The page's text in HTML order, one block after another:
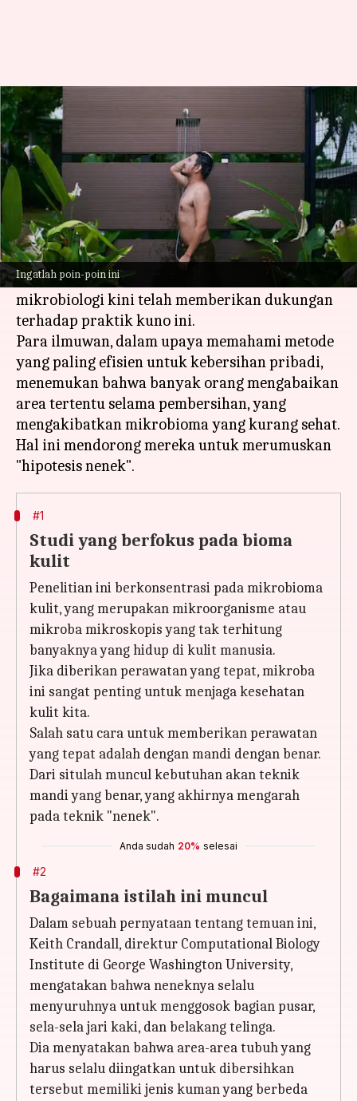
Ingatlah poin-poin ini
Apa yang dimaksud dengan
'metode nenek' dalam mandi
menulis Taufiq Al Jufri Nov 15, 2023 11:21 am
Apa ceritanya
Anda mungkin pernah menerima nasihat dari
nenek Anda tentang cara mandi yang benar.
Yang menarik, penelitian ilmiah dalam
mikrobiologi kini telah memberikan dukungan
terhadap praktik kuno ini.
Para ilmuwan, dalam upaya memahami metode
yang paling efisien untuk kebersihan pribadi,
menemukan bahwa banyak orang mengabaikan
area tertentu selama pembersihan, yang
mengakibatkan mikrobioma yang kurang sehat.
Hal ini mendorong mereka untuk merumuskan
#1
Studi yang berfokus pada bioma
kulit
Penelitian ini berkonsentrasi pada mikrobioma
kulit, yang merupakan mikroorganisme atau
mikroba mikroskopis yang tak terhitung
banyaknya yang hidup di kulit manusia.
Jika diberikan perawatan yang tepat, mikroba
ini sangat penting untuk menjaga kesehatan
kulit kita.
Salah satu cara untuk memberikan perawatan
yang tepat adalah dengan mandi dengan benar.
Dari situlah muncul kebutuhan akan teknik
mandi yang benar, yang akhirnya mengarah
pada teknik "nenek".
Anda sudah 20% selesai
#2
Bagaimana istilah ini muncul
Dalam sebuah pernyataan tentang temuan ini,
Keith Crandall, direktur Computational Biology
Institute di George Washington University,
mengatakan bahwa neneknya selalu
menyuruhnya untuk menggosok bagian pusar,
sela-sela jari kaki, dan belakang telinga.
Dia menyatakan bahwa area-area tubuh yang
harus selalu diingatkan untuk dibersihkan
tersebut memiliki jenis kuman yang berbeda